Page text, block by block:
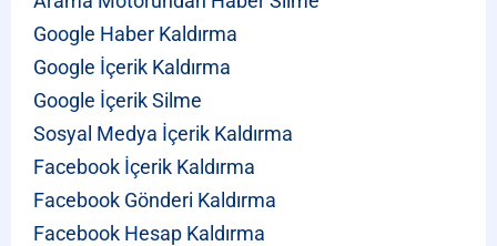
Google Haber Kaldırma
Google İçerik Kaldırma
Google İçerik Silme
Sosyal Medya İçerik Kaldırma
Facebook İçerik Kaldırma
Facebook Gönderi Kaldırma
Facebook Hesap Kaldırma